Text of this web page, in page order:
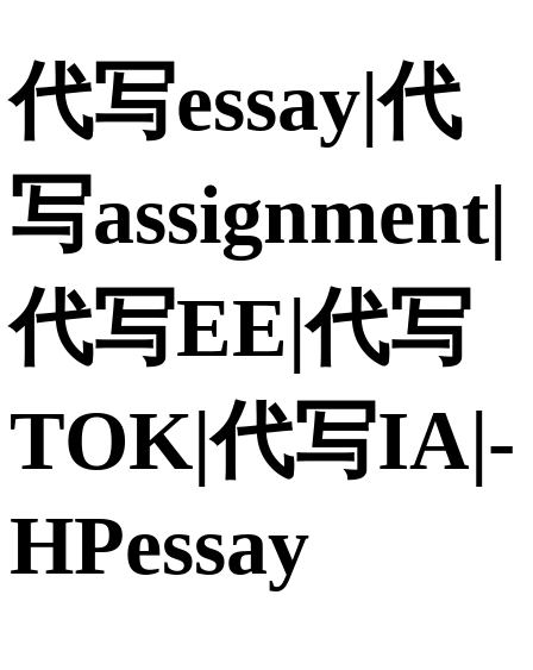
代写essay|代
写assignment|
代写EE|代写
TOK|代写IA|-
HPessay